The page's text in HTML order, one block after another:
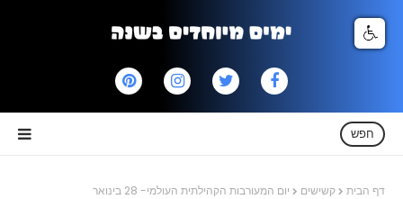
חפש
דף הבית קשישים יום המעורבות הקהילתית העולמי- 28 בינואר